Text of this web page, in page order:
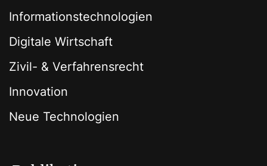
Informationstechnologien
Digitale Wirtschaft
Zivil- & Verfahrensrecht
Innovation
Neue Technologien